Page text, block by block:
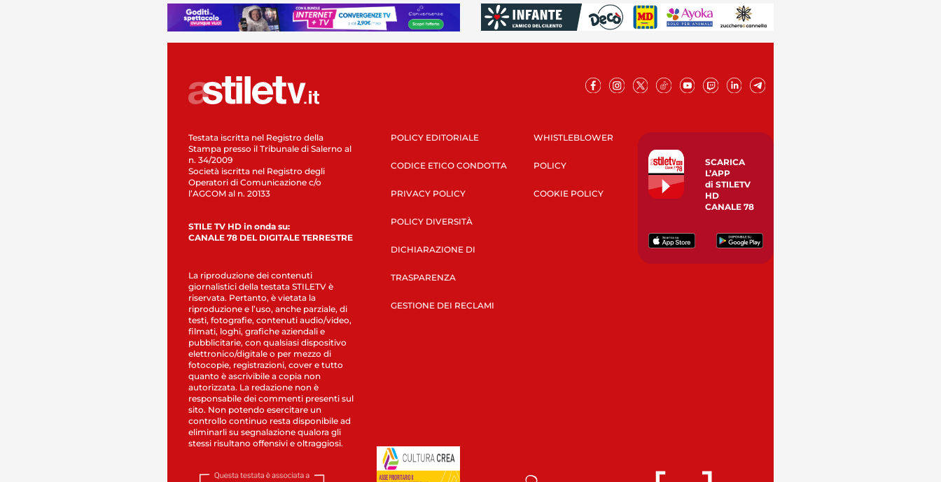
Testata iscritta nel Registro della
Stampa presso il Tribunale di Salerno al
n. 34/2009
Società iscritta nel Registro degli
Operatori di Comunicazione c/o
l’AGCOM al n. 20133
STILE TV HD in onda su:
CANALE 78 DEL DIGITALE TERRESTRE
La riproduzione dei contenuti
giornalistici della testata STILETV è
riservata. Pertanto, è vietata la
riproduzione e l’uso, anche parziale, di
testi, fotografie, contenuti audio/video,
filmati, loghi, grafiche aziendali e
pubblicitarie, con qualsiasi dispositivo
elettronico/digitale o per mezzo di
fotocopie, registrazioni, cover e tutto
quanto è ascrivibile a copia non
autorizzata. La redazione non è
responsabile dei commenti presenti sul
sito. Non potendo esercitare un
controllo continuo resta disponibile ad
eliminarli su segnalazione qualora gli
stessi risultano offensivi e oltraggiosi.
POLICY EDITORIALE
CODICE ETICO CONDOTTA
PRIVACY POLICY
POLICY DIVERSITÀ
DICHIARAZIONE DI
TRASPARENZA
GESTIONE DEI RECLAMI
WHISTLEBLOWER
POLICY
COOKIE POLICY
SCARICA
L’APP
di STILETV
HD
CANALE 78